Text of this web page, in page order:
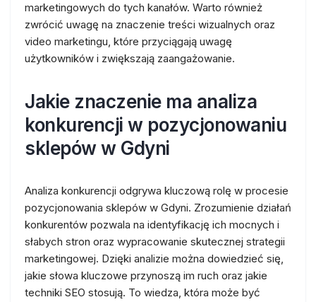
marketingowych do tych kanałów. Warto również
zwrócić uwagę na znaczenie treści wizualnych oraz
video marketingu, które przyciągają uwagę
użytkowników i zwiększają zaangażowanie.
Jakie znaczenie ma analiza
konkurencji w pozycjonowaniu
sklepów w Gdyni
Analiza konkurencji odgrywa kluczową rolę w procesie
pozycjonowania sklepów w Gdyni. Zrozumienie działań
konkurentów pozwala na identyfikację ich mocnych i
słabych stron oraz wypracowanie skutecznej strategii
marketingowej. Dzięki analizie można dowiedzieć się,
jakie słowa kluczowe przynoszą im ruch oraz jakie
techniki SEO stosują. To wiedza, która może być